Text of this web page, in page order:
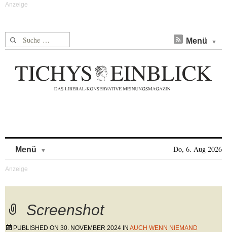
Suche nach: Menü
Menü Do, 6. Aug 2026
Screenshot
PUBLISHED ON 30. NOVEMBER 2024 IN AUCH WENN NIEMAND